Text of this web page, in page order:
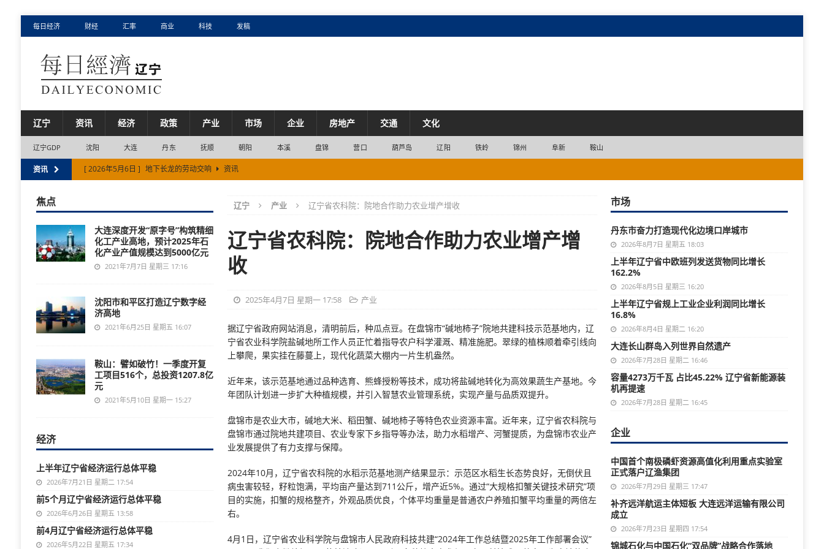
每日经济 财经 汇率 商业 科技 发稿
辽宁 资讯 经济 政策 产业 市场 企业 房地产 交通 文化
辽宁GDP 沈阳 大连 丹东 抚顺 朝阳 本溪 盘锦 营口 葫芦岛 辽阳 铁岭 锦州 阜新 鞍山
资讯 [ 2026年5月6日 ] 地下长龙的劳动交响
资讯
[ 2026年1月4日 ] 冬季防护指南：如何应对流感与合胞病毒双重考验
资讯
[ 2025年4月3日 ] 怎么查询赛鸽成绩？本文内容为广大赛鸽鸽友详细解答！
资讯
[ 2026年7月30日 ] 沈阳市鸡架“烤”热夜经济 资讯
辽宁 产业 辽宁省农科院：院地合作助力农业增产增收
辽宁省农科院：院地合作助力农业增产增
收
2025年4月7日 星期一 17:58 产业
据辽宁省政府网站消息，清明前后，种瓜点豆。在盘锦市“碱地柿子”院地共建科技示范基地内，辽
宁省农业科学院盐碱地所工作人员正忙着指导农户科学灌溉、精准施肥。翠绿的植株顺着牵引线向
上攀爬，果实挂在藤蔓上，现代化蔬菜大棚内一片生机盎然。
近年来，该示范基地通过品种选育、熊蜂授粉等技术，成功将盐碱地转化为高效果蔬生产基地。今
年团队计划进一步扩大种植规模，并引入智慧农业管理系统，实现产量与品质双提升。
盘锦市是农业大市，碱地大米、稻田蟹、碱地柿子等特色农业资源丰富。近年来，辽宁省农科院与
盘锦市通过院地共建项目、农业专家下乡指导等办法，助力水稻增产、河蟹提质，为盘锦市农业产
业发展提供了有力支撑与保障。
2024年10月，辽宁省农科院的水稻示范基地测产结果显示：示范区水稻生长态势良好，无倒伏且
病虫害较轻，籽粒饱满，平均亩产量达到711公斤，增产近5%。通过“大规格扣蟹关键技术研究”项
目的实施，扣蟹的规格整齐，外观品质优良，个体平均重量是普通农户养殖扣蟹平均重量的两倍左
右。
4月1日，辽宁省农业科学院与盘锦市人民政府科技共建“2024年工作总结暨2025年工作部署会议”
焦点
大连深度开发“原字号”构筑精细
化工产业高地，预计2025年石
化产业产值规模达到5000亿元
2021年7月7日 星期三 17:16
沈阳市和平区打造辽宁数字经
济高地
2021年6月25日 星期五 16:07
鞍山：譬如破竹！一季度开复
工项目516个，总投资1207.8亿
元
2021年5月10日 星期一 15:27
经济
上半年辽宁省经济运行总体平稳
2026年7月21日 星期二 17:54
前5个月辽宁省经济运行总体平稳
2026年6月26日 星期五 13:58
前4月辽宁省经济运行总体平稳
2026年5月22日 星期五 17:34
市场
丹东市奋力打造现代化边境口岸城市
2026年8月7日 星期五 18:03
上半年辽宁省中欧班列发送货物同比增长
162.2%
2026年8月5日 星期三 16:20
上半年辽宁省规上工业企业利润同比增长
16.8%
2026年8月4日 星期二 16:20
大连长山群岛入列世界自然遗产
2026年7月28日 星期二 16:46
容量4273万千瓦 占比45.22% 辽宁省新能源装
机再提速
2026年7月28日 星期二 16:45
企业
中国首个南极磷虾资源高值化利用重点实验室
正式落户辽渔集团
2026年7月29日 星期三 17:47
补齐远洋航运主体短板 大连远洋运输有限公司
成立
2026年7月23日 星期四 17:54
锦城石化与中国石化“双品牌”战略合作落地